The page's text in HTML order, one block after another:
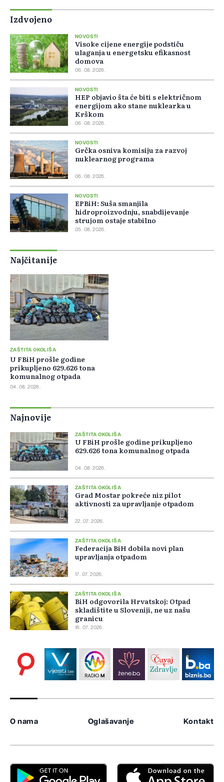
Izdvojeno
NOVOSTI
Visoke cijene energije podstiču
ulaganja u energetsku efikasnost
domova
06. 08. 2026.
NOVOSTI
HEP objavio šta će biti s električnom
energijom ako stane nuklearka u
Krškom
06. 08. 2026.
NOVOSTI
Grčka osniva komisiju za razvoj
nuklearnog programa
06. 08. 2026.
NOVOSTI
EPBiH: Suša smanjila
hidroproizvodnju, snabdijevanje
strujom ostaje stabilno
05. 08. 2026.
Najčitanije
ZAŠTITA OKOLIŠA
U FBiH prošle godine
prikupljeno 629.626 tona
komunalnog otpada
04. 08. 2026.
Najnovije
ZAŠTITA OKOLIŠA
U FBiH prošle godine prikupljeno
629.626 tona komunalnog otpada
04. 08. 2026.
ZAŠTITA OKOLIŠA
Grad Mostar pokreće niz pilot
aktivnosti za upravljanje otpadom
22. 07. 2026.
ZAŠTITA OKOLIŠA
Federacija BiH dobila novi plan
upravljanja otpadom
17. 07. 2026.
ZAŠTITA OKOLIŠA
BiH odgovorila Hrvatskoj: Otpad
skladištite u Sloveniji, ne uz našu
granicu
16. 07. 2026.
O nama Oglašavanje Kontakt